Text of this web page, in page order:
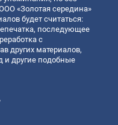
«Золотая середина»
будет считаться:
последующее
с
других материалов,
и другие подобные